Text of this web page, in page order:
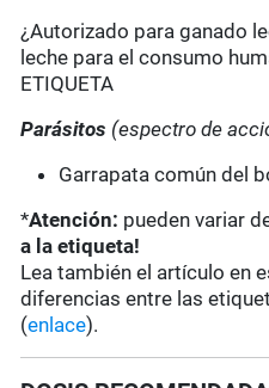
¿Autorizado para ganado
leche para el consumo
ETIQUETA
Parásitos (espectro de
Garrapata común del
*Atención: pueden variar
a la etiqueta!
Lea también el artículo en
diferencias entre las
(enlace).